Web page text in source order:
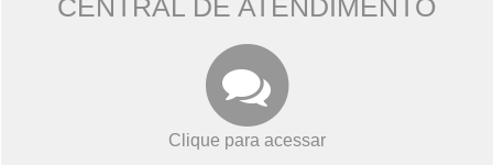
CENTRAL DE ATENDIMENTO
Clique para acessar